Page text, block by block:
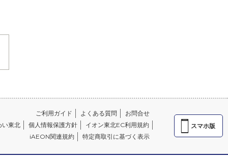
ご利用ガイド よくある質問
お問合せ
い東北
個人情報保護方針
イオン東北EC利用規約
iAEON関連規約
特定商取引に基づく表示
スマホ版